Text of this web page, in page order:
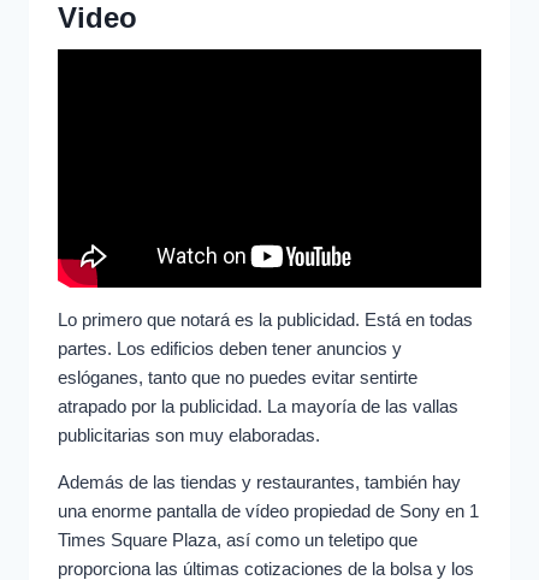
Video
Lo primero que notará es la publicidad. Está en todas
partes. Los edificios deben tener anuncios y
eslóganes, tanto que no puedes evitar sentirte
atrapado por la publicidad. La mayoría de las vallas
publicitarias son muy elaboradas.
Además de las tiendas y restaurantes, también hay
una enorme pantalla de vídeo propiedad de Sony en 1
Times Square Plaza, así como un teletipo que
proporciona las últimas cotizaciones de la bolsa y los